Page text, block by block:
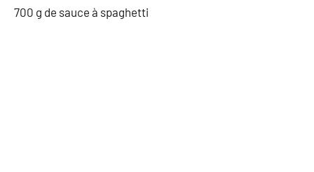
700 g de sauce à spaghetti